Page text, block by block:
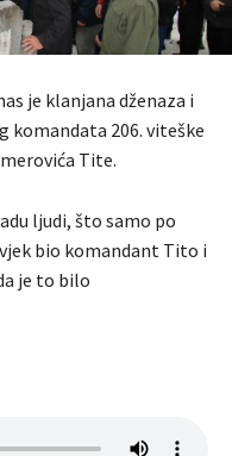
je klanjana dženaza i
komandata 206. viteške
Tite.
ljudi, što samo po
bio komandant Tito i
je to bilo